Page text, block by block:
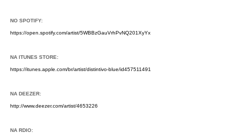
NO SPOTIFY:
https://open.spotify.com/artist/5WBBzGauVrhPvNQ201XyYx
NA ITUNES STORE:
https://itunes.apple.com/br/artist/distintivo-blue/id457511491
NA DEEZER:
http://www.deezer.com/artist/4653226
NA RDIO: